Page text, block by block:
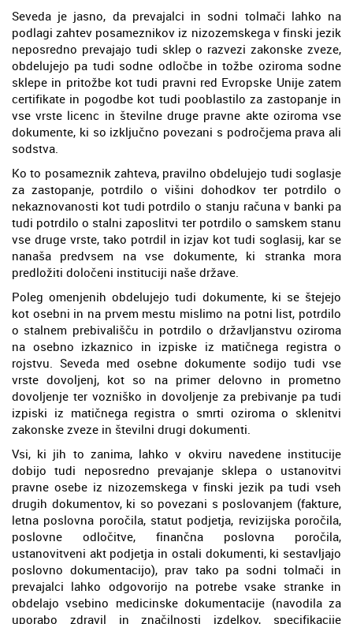
Seveda je jasno, da prevajalci in sodni tolmači lahko na
podlagi zahtev posameznikov iz nizozemskega v finski jezik
neposredno prevajajo tudi sklep o razvezi zakonske zveze,
obdelujejo pa tudi sodne odločbe in tožbe oziroma sodne
sklepe in pritožbe kot tudi pravni red Evropske Unije zatem
certifikate in pogodbe kot tudi pooblastilo za zastopanje in
vse vrste licenc in številne druge pravne akte oziroma vse
dokumente, ki so izključno povezani s področjema prava ali
sodstva.
Ko to posameznik zahteva, pravilno obdelujejo tudi soglasje
za zastopanje, potrdilo o višini dohodkov ter potrdilo o
nekaznovanosti kot tudi potrdilo o stanju računa v banki pa
tudi potrdilo o stalni zaposlitvi ter potrdilo o samskem stanu
vse druge vrste, tako potrdil in izjav kot tudi soglasij, kar se
nanaša predvsem na vse dokumente, ki stranka mora
predložiti določeni instituciji naše države.
Poleg omenjenih obdelujejo tudi dokumente, ki se štejejo
kot osebni in na prvem mestu mislimo na potni list, potrdilo
o stalnem prebivališču in potrdilo o državljanstvu oziroma
na osebno izkaznico in izpiske iz matičnega registra o
rojstvu. Seveda med osebne dokumente sodijo tudi vse
vrste dovoljenj, kot so na primer delovno in prometno
dovoljenje ter vozniško in dovoljenje za prebivanje pa tudi
izpiski iz matičnega registra o smrti oziroma o sklenitvi
zakonske zveze in številni drugi dokumenti.
Vsi, ki jih to zanima, lahko v okviru navedene institucije
dobijo tudi neposredno prevajanje sklepa o ustanovitvi
pravne osebe iz nizozemskega v finski jezik pa tudi vseh
drugih dokumentov, ki so povezani s poslovanjem (fakture,
letna poslovna poročila, statut podjetja, revizijska poročila,
poslovne odločitve, finančna poslovna poročila,
ustanovitveni akt podjetja in ostali dokumenti, ki sestavljajo
poslovno dokumentacijo), prav tako pa sodni tolmači in
prevajalci lahko odgovorijo na potrebe vsake stranke in
obdelajo vsebino medicinske dokumentacije (navodila za
uporabo zdravil in značilnosti izdelkov, specifikacije